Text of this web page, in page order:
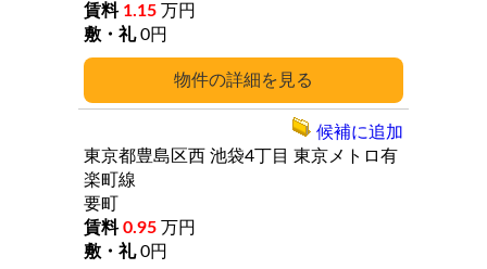
詳細
1.15 万円
0円
東京都豊島区西 池袋4丁目 東京メトロ有
楽町線
要町
0.95 万円
0円
候補に追加